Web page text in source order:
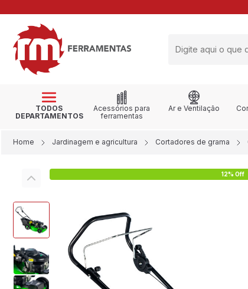
TODOS
DEPARTAMENTOS
Acessórios para
ferramentas
Ar e Ventilação
Home Jardinagem e agricultura Cortadores de grama
12% Off